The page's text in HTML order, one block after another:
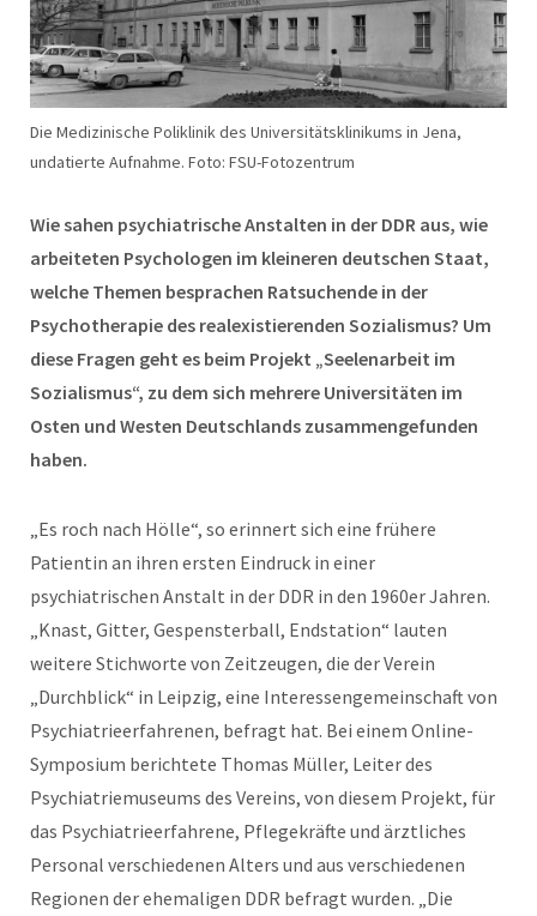
Die Medizinische Poliklinik des Universitätsklinikums in Jena,
undatierte Aufnahme. Foto: FSU-Fotozentrum
Wie sahen psychiatrische Anstalten in der DDR aus, wie
arbeiteten Psychologen im kleineren deutschen Staat,
welche Themen besprachen Ratsuchende in der
Psychotherapie des realexistierenden Sozialismus? Um
diese Fragen geht es beim Projekt „Seelenarbeit im
Sozialismus“, zu dem sich mehrere Universitäten im
Osten und Westen Deutschlands zusammengefunden
haben.
„Es roch nach Hölle“, so erinnert sich eine frühere
Patientin an ihren ersten Eindruck in einer
psychiatrischen Anstalt in der DDR in den 1960er Jahren.
„Knast, Gitter, Gespensterball, Endstation“ lauten
weitere Stichworte von Zeitzeugen, die der Verein
„Durchblick“ in Leipzig, eine Interessengemeinschaft von
Psychiatrieerfahrenen, befragt hat. Bei einem Online-
Symposium berichtete Thomas Müller, Leiter des
Psychiatriemuseums des Vereins, von diesem Projekt, für
das Psychiatrieerfahrene, Pflegekräfte und ärztliches
Personal verschiedenen Alters und aus verschiedenen
Regionen der ehemaligen DDR befragt wurden. „Die